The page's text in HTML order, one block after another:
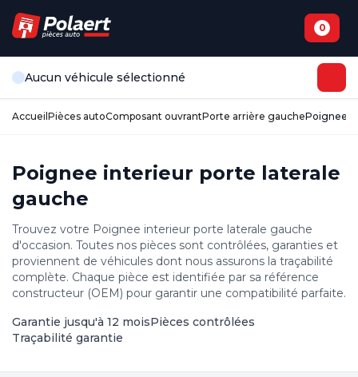
0
Aucun véhicule sélectionné
Accueil Pièces autoComposant ouvrantPorte arrière gauchePoignee
Poignee interieur porte laterale
gauche
Trouvez votre Poignee interieur porte laterale gauche
d'occasion. Toutes nos pièces sont contrôlées, garanties et
proviennent de véhicules dont nous assurons la traçabilité
complète. Chaque pièce est identifiée par sa référence
constructeur (OEM) pour garantir une compatibilité parfaite.
Garantie jusqu'à 12 moisPièces contrôlées
Traçabilité garantie